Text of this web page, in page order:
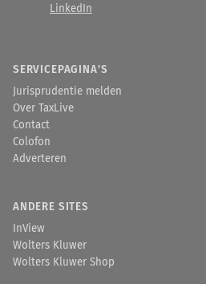
LinkedIn
SERVICEPAGINA'S
Jurisprudentie melden
Over TaxLive
Contact
Colofon
Adverteren
ANDERE SITES
InView
Wolters Kluwer
Wolters Kluwer Shop